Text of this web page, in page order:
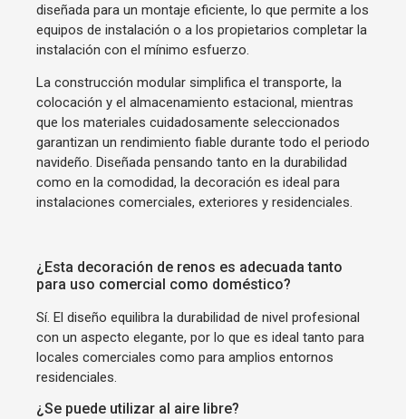
diseñada para un montaje eficiente, lo que permite a los
equipos de instalación o a los propietarios completar la
instalación con el mínimo esfuerzo.
La construcción modular simplifica el transporte, la
colocación y el almacenamiento estacional, mientras
que los materiales cuidadosamente seleccionados
garantizan un rendimiento fiable durante todo el periodo
navideño. Diseñada pensando tanto en la durabilidad
como en la comodidad, la decoración es ideal para
instalaciones comerciales, exteriores y residenciales.
¿Esta decoración de renos es adecuada tanto
para uso comercial como doméstico?
Sí. El diseño equilibra la durabilidad de nivel profesional
con un aspecto elegante, por lo que es ideal tanto para
locales comerciales como para amplios entornos
residenciales.
¿Se puede utilizar al aire libre?